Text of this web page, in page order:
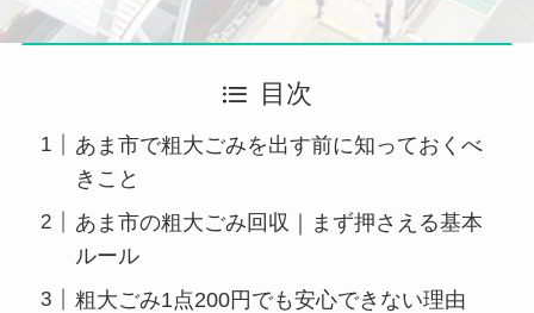
目次
あま市で粗大ごみを出す前に知っておくべ
きこと
あま市の粗大ごみ回収｜まず押さえる基本
ルール
粗大ごみ1点200円でも安心できない理由